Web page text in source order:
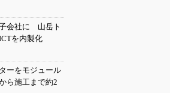
会社に 山岳ト
を内製化
ーをモジュール
ら施工まで約2